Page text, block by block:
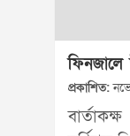
ফিনজালে
প্রকাশিত: